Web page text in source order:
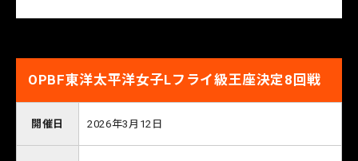
OPBF東洋太平洋女子Lフライ級王座決定8回戦
開催日 2026年3月12日